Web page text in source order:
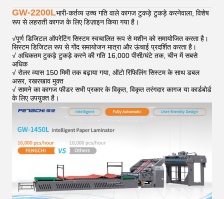
GW-2200Lभारी-कर्तव्य उच्च गति वाले कागज टुकड़े टुकड़े करनेवाला, विशेष
रूप से लहराती कागज के लिए डिज़ाइन किया गया है।
√पूर्ण डिजिटल ऑपरेटिंग सिस्टम स्वचालित रूप से मशीन को समायोजित करता है।
सिस्टम डिजिटल रूप से गोंद समायोजन मात्रा और ऊंचाई प्रदर्शित करता है।
√ अधिकतम टुकड़े टुकड़े करने की गति 16,000 पीसी/घंटे तक, चीन में सबसे
अधिक
√ रोलर व्यास 150 मिमी तक बढ़ाया गया, ऑटो रिफिलिंग सिस्टम के साथ डबल
असर, रखरखाव मुक्त
√ सामने का कागज फीडर सभी प्रकार के विकृत, विकृत तरंगदार कागज या कार्डबोर्ड
के लिए उपयुक्त है।